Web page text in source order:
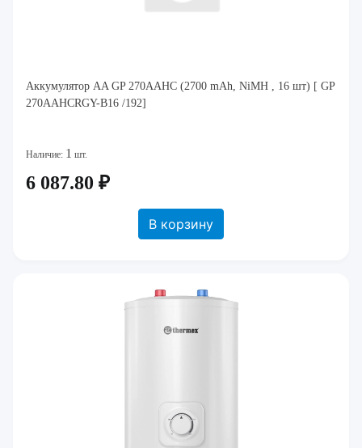
Аккумулятор AA GP 270AAHC (2700 mAh, NiMH , 16 шт) [ GP
270AAHCRGY-B16 /192]
Наличие: 1 шт.
6 087.80 ₽
В корзину